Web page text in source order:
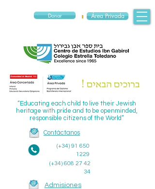
Donar Área Privada
(+34) 91 650
1229
(+34) 608 27 42
34
Admisiones
“Educating each child to live their Jewish
heritage with pride and to be openminded,
responsible citizens of the World”
Contáctanos